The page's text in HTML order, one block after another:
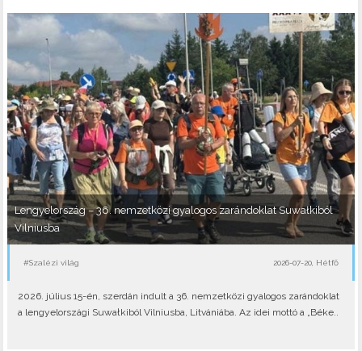
Lengyelország – 36. nemzetközi gyalogos zarándoklat Suwałkiból
Vilniusba
#Szalézi világ 2026-07-20, Hétfő
2026. július 15-én, szerdán indult a 36. nemzetközi gyalogos zarándoklat
a lengyelországi Suwałkiból Vilniusba, Litvániába. Az idei mottó a „Béke..